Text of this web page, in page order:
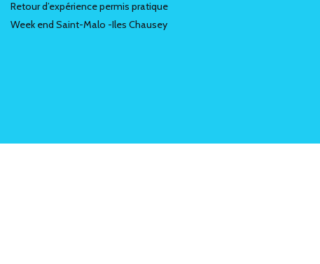
Retour d’expérience permis pratique
Week end Saint-Malo -Iles Chausey